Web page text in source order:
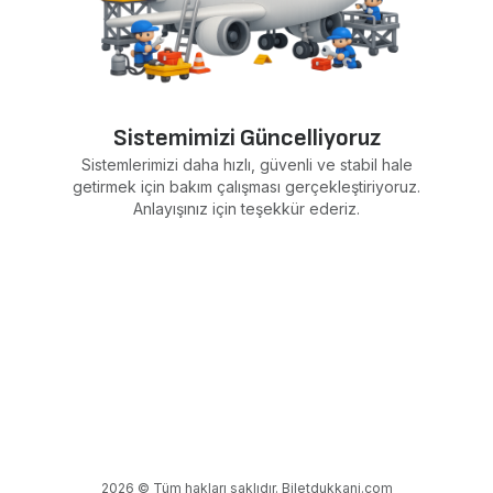
Sistemimizi Güncelliyoruz
Sistemlerimizi daha hızlı, güvenli ve stabil hale
getirmek için bakım çalışması gerçekleştiriyoruz.
Anlayışınız için teşekkür ederiz.
2026 © Tüm hakları saklıdır. Biletdukkani.com